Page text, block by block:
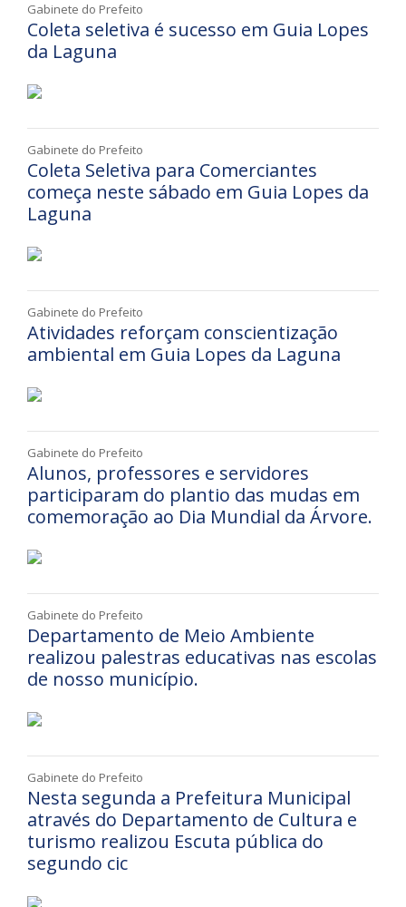
Gabinete do Prefeito
Coleta seletiva é sucesso em Guia Lopes
da Laguna
Gabinete do Prefeito
Coleta Seletiva para Comerciantes
começa neste sábado em Guia Lopes da
Laguna
Gabinete do Prefeito
Atividades reforçam conscientização
ambiental em Guia Lopes da Laguna
Gabinete do Prefeito
Alunos, professores e servidores
participaram do plantio das mudas em
comemoração ao Dia Mundial da Árvore.
Gabinete do Prefeito
Departamento de Meio Ambiente
realizou palestras educativas nas escolas
de nosso município.
Gabinete do Prefeito
Nesta segunda a Prefeitura Municipal
através do Departamento de Cultura e
turismo realizou Escuta pública do
segundo cic